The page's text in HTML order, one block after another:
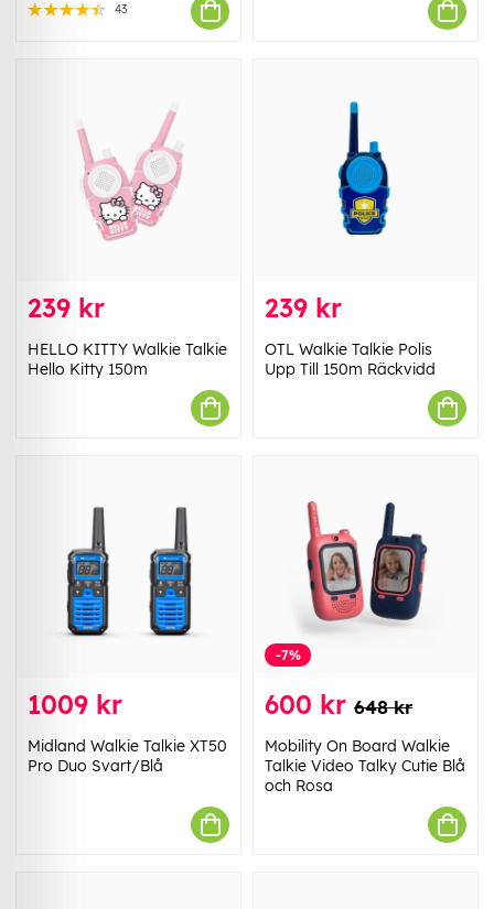
43
239 kr
HELLO KITTY Walkie Talkie
Hello Kitty 150m
239 kr
OTL Walkie Talkie Polis
Upp Till 150m Räckvidd
1009 kr
Midland Walkie Talkie XT50
Pro Duo Svart/Blå
-7%
600 kr 648 kr
Mobility On Board Walkie
Talkie Video Talky Cutie Blå
och Rosa